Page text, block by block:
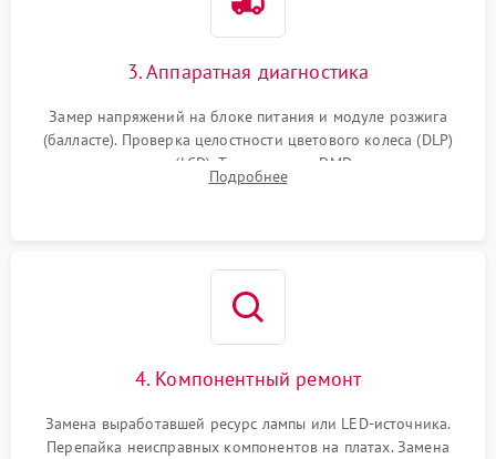
3. Аппаратная диагностика
Замер напряжений на блоке питания и модуле розжига
(балласте). Проверка целостности цветового колеса (DLP)
или поляризаторов (LCD). Тестирование DMD-чипа, датчиков
температуры и оптопар с помощью мультиметра и
Подробнее
4. Компонентный ремонт
Замена выработавшей ресурс лампы или LED-источника.
Перепайка неисправных компонентов на платах. Замена